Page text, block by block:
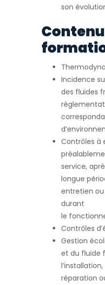
son
Incidence
des fluides
Contrôles à
service,
longue
entretien
durant
le
Contrôles
Gestion
et du fluide
réparation